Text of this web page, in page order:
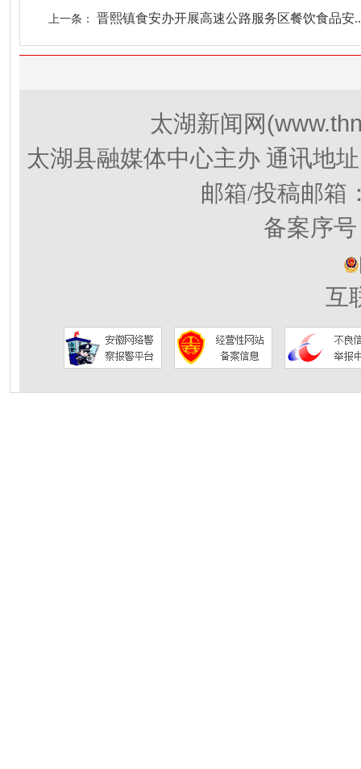
上一条： 晋熙镇食安办开展高速公路服务区餐饮食品安
太湖新闻网
太湖县融媒体中心主办 通讯地
邮箱/投稿邮箱
备案序
互